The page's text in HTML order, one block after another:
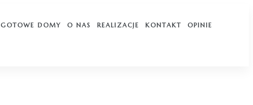
GOTOWE DOMY O NAS REALIZACJE KONTAKT OPINIE